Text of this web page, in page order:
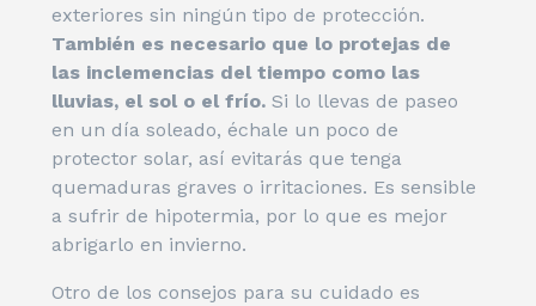
exteriores sin ningún tipo de protección.
También es necesario que lo protejas de
las inclemencias del tiempo como las
lluvias, el sol o el frío.Si lo llevas de paseo
en un día soleado, échale un poco de
protector solar, así evitarás que tenga
quemaduras graves o irritaciones. Es sensible
a sufrir de hipotermia, por lo que es mejor
abrigarlo en invierno.
Otro de los consejos para su cuidado es